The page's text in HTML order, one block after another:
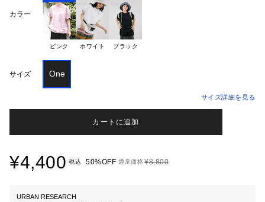
カラー
ピンク ホワイト ブラック
サイズ One
サイズ詳細を見る
カートに追加
¥4,400 税込 50%OFF 通常価格¥8,800
URBAN RESEARCH